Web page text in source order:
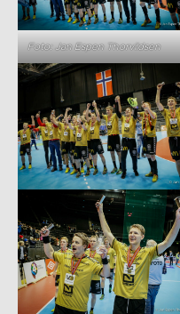
Foto: Jan Espen Thorvildsen